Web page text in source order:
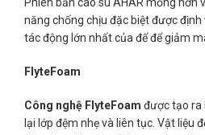
năng chống chịu đặc biệt được
tác động lớn nhất của đế để giảm
FlyteFoam
Công nghệ FlyteFoam được tạo ra
lại lớp đệm nhẹ và liên tục. Vật liệu